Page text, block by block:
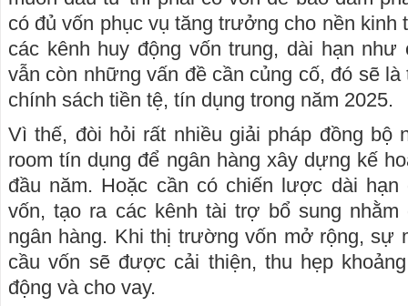
có đủ vốn phục vụ tăng trưởng cho nền kinh
các kênh huy động vốn trung, dài hạn như
vẫn còn những vấn đề cần củng cố, đó sẽ
chính sách tiền tệ, tín dụng trong năm 2025.
Vì thế, đòi hỏi rất nhiều giải pháp đồng bộ
room tín dụng để ngân hàng xây dựng kế
đầu năm. Hoặc cần có chiến lược dài
vốn, tạo ra các kênh tài trợ bổ sung
ngân hàng. Khi thị trường vốn mở rộng, sự
cầu vốn sẽ được cải thiện, thu hẹp
động và cho vay.